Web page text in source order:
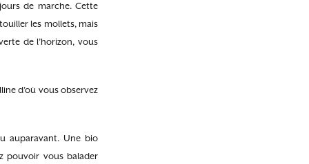
de marche. Cette
les mollets, mais
de l’horizon, vous
d’où vous observez
auparavant. Une bio
pouvoir vous balader